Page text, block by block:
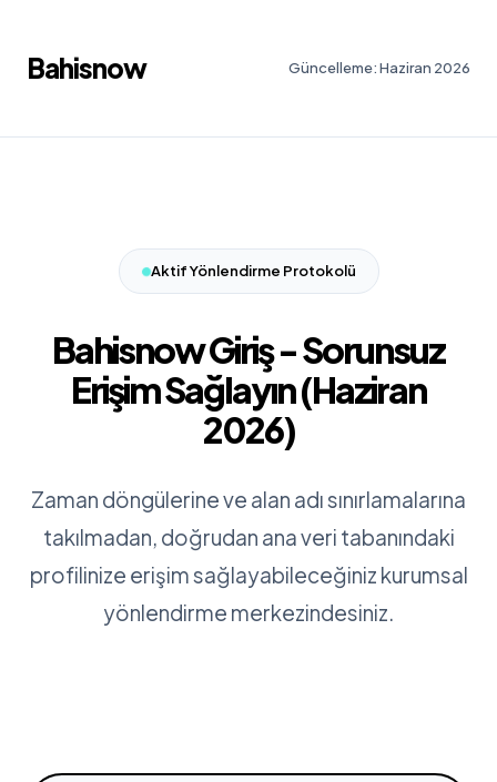
Bahisnow Güncelleme: Haziran 2026
Aktif Yönlendirme Protokolü
Bahisnow Giriş - Sorunsuz
Erişim Sağlayın (Haziran
2026)
Zaman döngülerine ve alan adı sınırlamalarına
takılmadan, doğrudan ana veri tabanındaki
profilinize erişim sağlayabileceğiniz kurumsal
yönlendirme merkezindesiniz.